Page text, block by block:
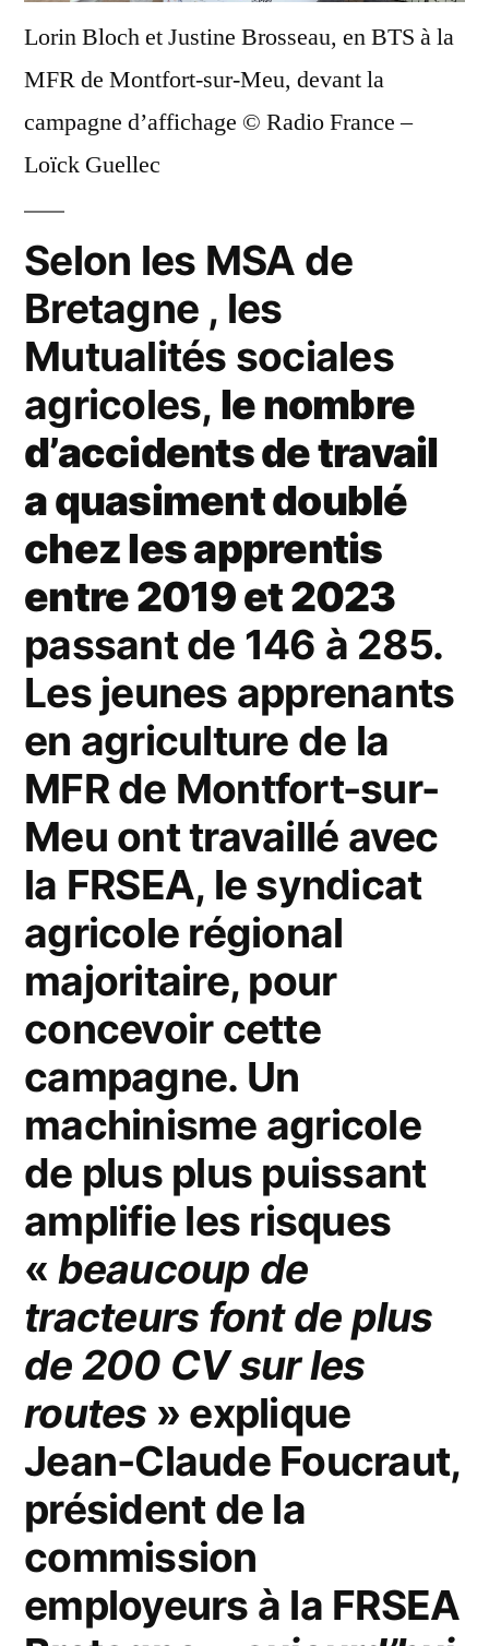
Lorin Bloch et Justine Brosseau, en BTS à la
MFR de Montfort-sur-Meu, devant la
campagne d’affichage © Radio France –
Loïck Guellec
Selon les MSA de
Bretagne , les
Mutualités sociales
agricoles, le nombre
d’accidents de travail
a quasiment doublé
chez les apprentis
entre 2019 et 2023
passant de 146 à 285.
Les jeunes apprenants
en agriculture de la
MFR de Montfort-sur-
Meu ont travaillé avec
la FRSEA, le syndicat
agricole régional
majoritaire, pour
concevoir cette
campagne. Un
machinisme agricole
de plus plus puissant
amplifie les risques
« beaucoup de
tracteurs font de plus
de 200 CV sur les
routes » explique
Jean-Claude Foucraut,
président de la
commission
employeurs à la FRSEA